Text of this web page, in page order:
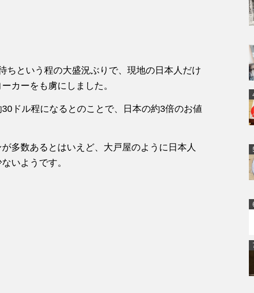
ちという程の大盛況ぶりで、現地の日本人だけ
カーをも虜にしました。
ドル程になるとのことで、日本の約3倍のお値
多数あるとはいえど、大戸屋のように日本人
いようです。